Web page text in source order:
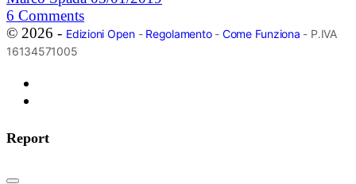
6 Comments
© 2026 - Edizioni Open- Regolamento- Come Funziona - P.IVA
16134571005
Report